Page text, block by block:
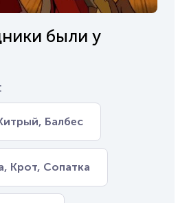
были у
Балбес
Крот, Сопатка